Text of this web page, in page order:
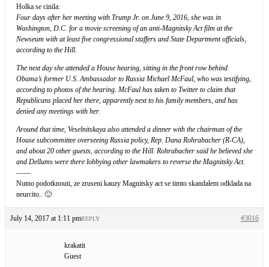
Holka se cinila:
Four days after her meeting with Trump Jr. on June 9, 2016, she was in
Washington, D.C. for a movie screening of an anti-Magnitsky Act film at the
Newseum with at least five congressional staffers and State Department officials,
according to the Hill.
The next day she attended a House hearing, sitting in the front row behind
Obama’s former U.S. Ambassador to Russia Michael McFaul, who was testifying,
according to photos of the hearing. McFaul has taken to Twitter to claim that
Republicans placed her there, apparently next to his family members, and has
denied any meetings with her.
Around that time, Veselnitskaya also attended a dinner with the chairman of the
House subcommittee overseeing Russia policy, Rep. Dana Rohrabacher (R-CA),
and about 20 other guests, according to the Hill. Rohrabacher said he believed she
and Dellums were there lobbying other lawmakers to reverse the Magnitsky Act.
——
Nutno podotknouti, ze zruseni kauzy Magnitsky act se timto skandalem odklada na
neurcito.. 🙂
July 14, 2017 at 1:11 pm #3016
REPLY
krakatit
Guest